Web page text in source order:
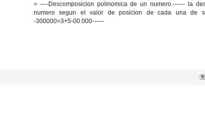
= ----Descomposicion polinomica de un numero.------ la
numero segun el valor de posicion de cada una de
-300000=3+5-00.000------